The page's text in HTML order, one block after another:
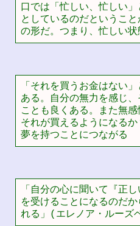
口では「忙しい、忙しい
としているのだというこ
の形だ。つまり、忙しい
「それを買うお金はない
ある。自分の無力を感じ
ことも良くある。また無
それが買えるようになる
夢を持つことにつながる
「自分の心に聞いて『正
を受けることになるのだ
れる」(エレノア・ルーズ